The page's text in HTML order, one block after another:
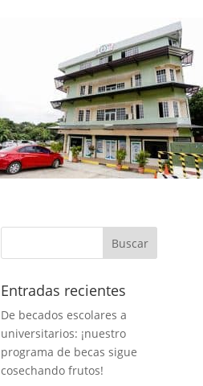
Entradas recientes
De becados escolares a
universitarios: ¡nuestro
programa de becas sigue
cosechando frutos!